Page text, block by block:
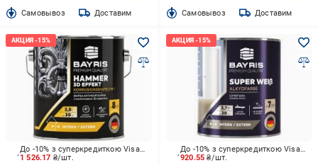
Cамовывоз Доставим Cамовывоз Доставим
1 526.17 ₴/шт.
До -10% з суперкредиткою Visa Вигода
920.55₴/шт.
До -10% з суперкредиткою Visa Вигода